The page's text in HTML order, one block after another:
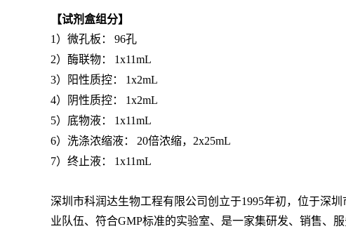
【试剂盒组分】
1） 微孔板： 96孔
2） 酶联物：
1x11mL
3）
阳性质控：
1x2mL
4）
阴性质控：
1x2mL
5） 底物液：
1x11mL
6） 洗涤浓缩液： 20倍浓缩， 2x25mL
7） 终止液： 1x11mL
深圳市科润达生物工程有限公司创立于1995年初，位于深
业队伍、符合GMP标准的实验室、是一家集研发、销售、